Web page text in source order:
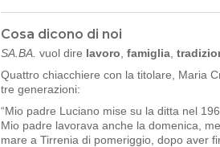
Cosa dicono di noi
SA.BA. vuol dire lavoro famiglia
Quattro chiacchiere con la titolare, Maria
tre generazioni:
“Mio padre Luciano mise su la ditta nel
Mio padre lavorava anche la domenica,
mare a Tirrenia di pomeriggio, dopo aver